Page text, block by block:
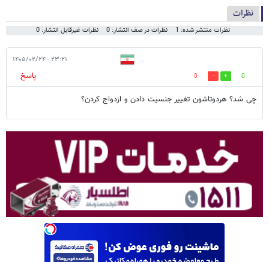
نظرات
نظرات منتشر شده: 1 نظرات در صف انتشار: 0 نظرات غیرقابل انتشار: 0
۲۳:۲۱ - ۱۴۰۵/۰۲/۲۴
0
0
پاسخ
چی شد؟ هردوتاشون تغییر جنسیت دادن و ازدواج کردن؟